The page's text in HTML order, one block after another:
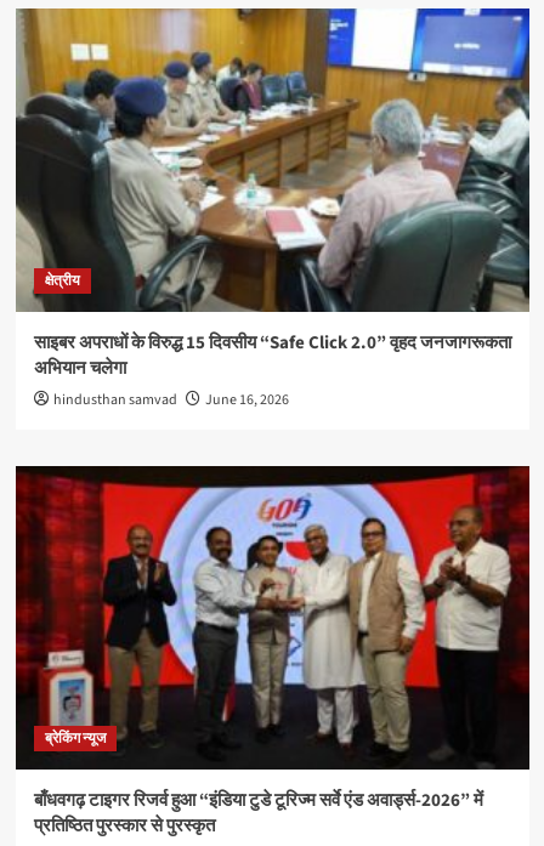
क्षेत्रीय
साइबर अपराधों के विरुद्ध 15 दिवसीय “Safe Click 2.0” वृहद जनजागरूकता
अभियान चलेगा
hindusthan samvad June 16, 2026
ब्रेकिंग न्यूज
बाँधवगढ़ टाइगर रिजर्व हुआ “इंडिया टुडे टूरिज्म सर्वे एंड अवार्ड्स-2026” में
प्रतिष्ठित पुरस्कार से पुरस्कृत